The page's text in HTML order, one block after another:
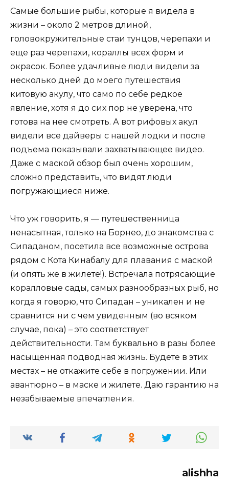
Самые большие рыбы, которые я видела в
жизни – около 2 метров длиной,
головокружительные стаи тунцов, черепахи и
еще раз черепахи, кораллы всех форм и
окрасок. Более удачливые люди видели за
несколько дней до моего путешествия
китовую акулу, что само по себе редкое
явление, хотя я до сих пор не уверена, что
готова на нее смотреть. А вот рифовых акул
видели все дайверы с нашей лодки и после
подъема показывали захватывающее видео.
Даже с маской обзор был очень хорошим,
сложно представить, что видят люди
погружающиеся ниже.
Что уж говорить, я — путешественница
ненасытная, только на Борнео, до знакомства с
Сипаданом, посетила все возможные острова
рядом с Кота Кинабалу для плавания с маской
(и опять же в жилете!). Встречала потрясающие
коралловые сады, самых разнообразных рыб, но
когда я говорю, что Сипадан – уникален и не
сравнится ни с чем увиденным (во всяком
случае, пока) – это соответствует
действительности. Там буквально в разы более
насыщенная подводная жизнь. Будете в этих
местах – не откажите себе в погружении. Или
авантюрно – в маске и жилете. Даю гарантию на
незабываемые впечатления.
alishha